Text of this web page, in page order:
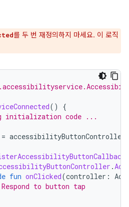
를 두 번 재정의하지 마세요. 이 로직
()
{
code ...
= accessibilityButtonController
.
fun onClicked(controller :
to button tap